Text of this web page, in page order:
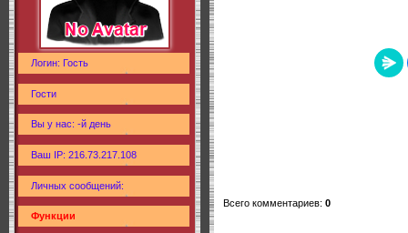
Логин: Гость
Гости
Вы у нас: -й день
Ваш IP: 216.73.217.108
Личных сообщений:
Функции
Всего комментариев: 0